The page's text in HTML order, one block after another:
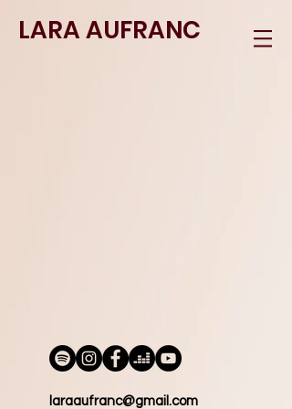
LARA AUFRANC
laraaufranc@gmail.com